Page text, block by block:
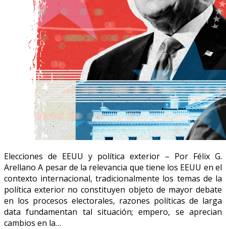
Elecciones de EEUU y política exterior – Por Félix G.
Arellano A pesar de la relevancia que tiene los EEUU en el
contexto internacional, tradicionalmente los temas de la
política exterior no constituyen objeto de mayor debate
en los procesos electorales, razones políticas de larga
data fundamentan tal situación; empero, se aprecian
cambios en la…